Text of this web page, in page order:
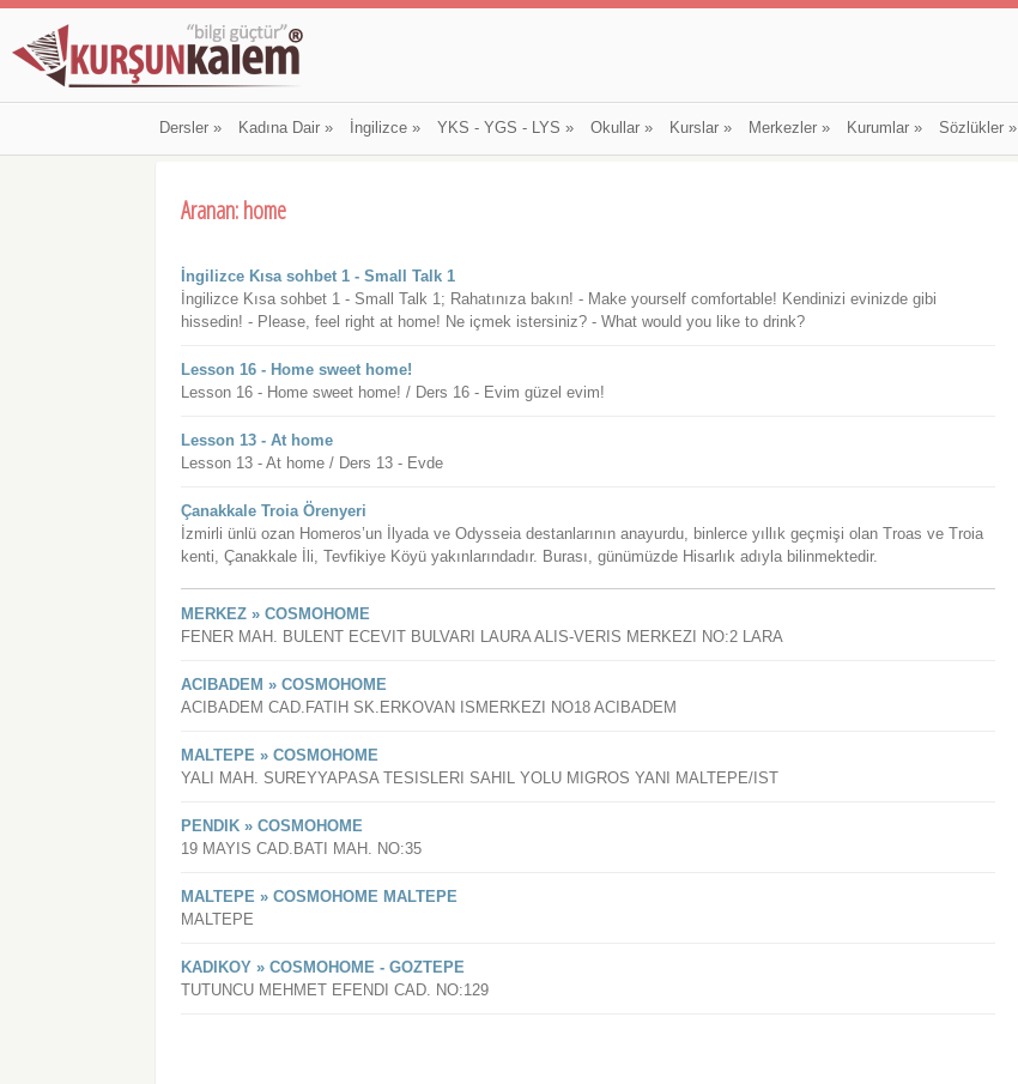
Dersler» Kadına Dair» İngilizce» YKS - YGS - LYS » Okullar» Kurslar» Merkezler» Kurumlar» Sözlükler»
Aranan: home
İngilizce Kısa sohbet 1 - Small Talk 1
İngilizce Kısa sohbet 1 - Small Talk 1; Rahatınıza bakın! - Make yourself comfortable! Kendinizi evinizde gibi
hissedin! - Please, feel right at home! Ne içmek istersiniz? - What would you like to drink?
Lesson 16 - Home sweet home!
Lesson 16 - Home sweet home! / Ders 16 - Evim güzel evim!
Lesson 13 - At home
Lesson 13 - At home / Ders 13 - Evde
Çanakkale Troia Örenyeri
İzmirli ünlü ozan Homeros’un İlyada ve Odysseia destanlarının anayurdu, binlerce yıllık geçmişi olan Troas ve Troia
kenti, Çanakkale İli, Tevfikiye Köyü yakınlarındadır. Burası, günümüzde Hisarlık adıyla bilinmektedir.
MERKEZ » COSMOHOME
FENER MAH. BULENT ECEVIT BULVARI LAURA ALIS-VERIS MERKEZI NO:2 LARA
ACIBADEM » COSMOHOME
ACIBADEM CAD.FATIH SK.ERKOVAN ISMERKEZI NO18 ACIBADEM
MALTEPE » COSMOHOME
YALI MAH. SUREYYAPASA TESISLERI SAHIL YOLU MIGROS YANI MALTEPE/IST
PENDIK » COSMOHOME
19 MAYIS CAD.BATI MAH. NO:35
MALTEPE » COSMOHOME MALTEPE
MALTEPE
KADIKOY » COSMOHOME - GOZTEPE
TUTUNCU MEHMET EFENDI CAD. NO:129